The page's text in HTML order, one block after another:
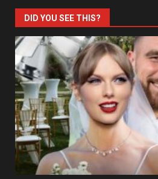
DID YOU SEE THIS?